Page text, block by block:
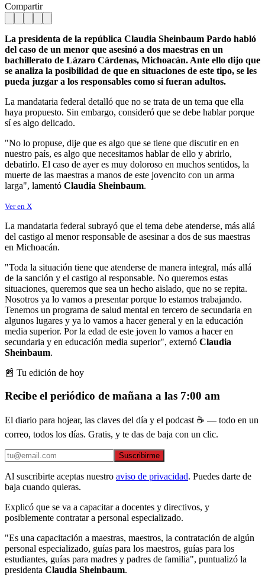
Compartir
La presidenta de la república Claudia Sheinbaum Pardo habló
del caso de un menor que asesinó a dos maestras en un
bachillerato de Lázaro Cárdenas, Michoacán. Ante ello dijo que
se analiza la posibilidad de que en situaciones de este tipo, se les
pueda juzgar a los responsables como si fueran adultos.
La mandataria federal detalló que no se trata de un tema que ella
haya propuesto. Sin embargo, consideró que se debe hablar porque
sí es algo delicado.
"No lo propuse, dije que es algo que se tiene que discutir en en
nuestro país, es algo que necesitamos hablar de ello y abrirlo,
debatirlo. El caso de ayer es muy doloroso en muchos sentidos, la
muerte de las maestras a manos de este jovencito con un arma
larga", lamentó Claudia Sheinbaum.
Ver en X
La mandataria federal subrayó que el tema debe atenderse, más allá
del castigo al menor responsable de asesinar a dos de sus maestras
en Michoacán.
"Toda la situación tiene que atenderse de manera integral, más allá
de la sanción y el castigo al responsable. No queremos estas
situaciones, queremos que sea un hecho aislado, que no se repita.
Nosotros ya lo vamos a presentar porque lo estamos trabajando.
Tenemos un programa de salud mental en tercero de secundaria en
algunos lugares y ya lo vamos a hacer general y en la educación
media superior. Por la edad de este joven lo vamos a hacer en
secundaria y en educación media superior", externó Claudia
Sheinbaum.
📰 Tu edición de hoy
Recibe el periódico de mañana a las 7:00 am
El diario para hojear, las claves del día y el podcast ☕ — todo en un
correo, todos los días. Gratis, y te das de baja con un clic.
Suscribirme
Al suscribirte aceptas nuestro aviso de privacidad. Puedes darte de
baja cuando quieras.
Explicó que se va a capacitar a docentes y directivos, y
posiblemente contratar a personal especializado.
"Es una capacitación a maestras, maestros, la contratación de algún
personal especializado, guías para los maestros, guías para los
estudiantes, guías para madres y padres de familia", puntualizó la
presidenta Claudia Sheinbaum.